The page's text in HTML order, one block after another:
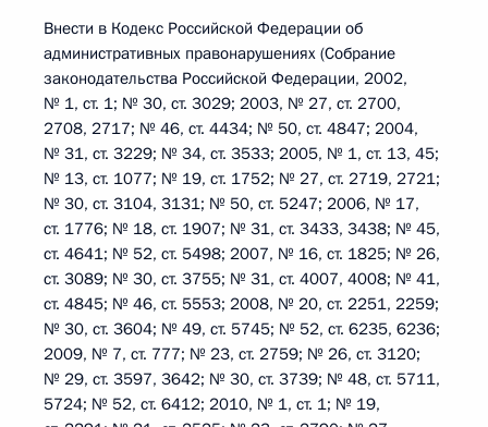
Внести в Кодекс Российской Федерации об
административных правонарушениях (Собрание
законодательства Российской Федерации, 2002,
№ 1, ст. 1; № 30, ст. 3029; 2003, № 27, ст. 2700,
2708, 2717; № 46, ст. 4434; № 50, ст. 4847; 2004,
№ 31, ст. 3229; № 34, ст. 3533; 2005, № 1, ст. 13, 45;
№ 13, ст. 1077; № 19, ст. 1752; № 27, ст. 2719, 2721;
№ 30, ст. 3104, 3131; № 50, ст. 5247; 2006, № 17,
ст. 1776; № 18, ст. 1907; № 31, ст. 3433, 3438; № 45,
ст. 4641; № 52, ст. 5498; 2007, № 16, ст. 1825; № 26,
ст. 3089; № 30, ст. 3755; № 31, ст. 4007, 4008; № 41,
ст. 4845; № 46, ст. 5553; 2008, № 20, ст. 2251, 2259;
№ 30, ст. 3604; № 49, ст. 5745; № 52, ст. 6235, 6236;
2009, № 7, ст. 777; № 23, ст. 2759; № 26, ст. 3120;
№ 29, ст. 3597, 3642; № 30, ст. 3739; № 48, ст. 5711,
5724; № 52, ст. 6412; 2010, № 1, ст. 1; № 19,